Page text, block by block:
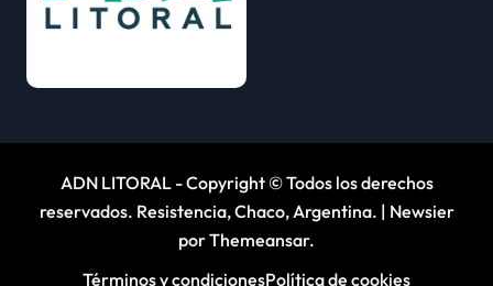
ADN LITORAL - Copyright © Todos los derechos
reservados. Resistencia, Chaco, Argentina. | Newsier
porThemeansar.
Términos y condicionesPolítica de cookies